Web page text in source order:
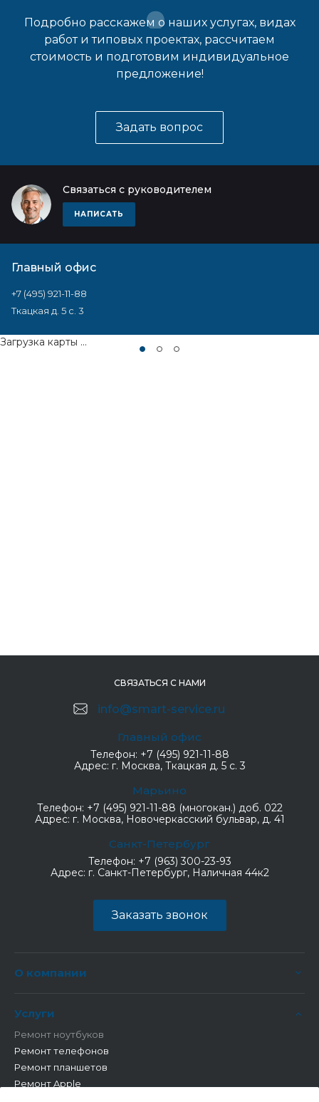
Подробно расскажем о наших услугах, видах
работ и типовых проектах, рассчитаем
стоимость и подготовим индивидуальное
предложение!
Задать вопрос
Связаться с руководителем
НАПИСАТЬ
Главный офис
+7 (495) 921-11-88
Ткацкая д. 5 с. 3
Загрузка карты ...
СВЯЗАТЬСЯ С НАМИ
info@smart-service.ru
Главный офис
Телефон: +7 (495) 921-11-88
Адрес: г. Москва, Ткацкая д. 5 с. 3
Марьино
Телефон: +7 (495) 921-11-88 (многокан.) доб. 022
Адрес: г. Москва, Новочеркасский бульвар, д. 41
Санкт-Петербург
Телефон: +7 (963) 300-23-93
Адрес: г. Санкт-Петербург, Наличная 44к2
Заказать звонок
О компании
Услуги
Ремонт ноутбуков
Ремонт телефонов
Ремонт планшетов
Ремонт Apple